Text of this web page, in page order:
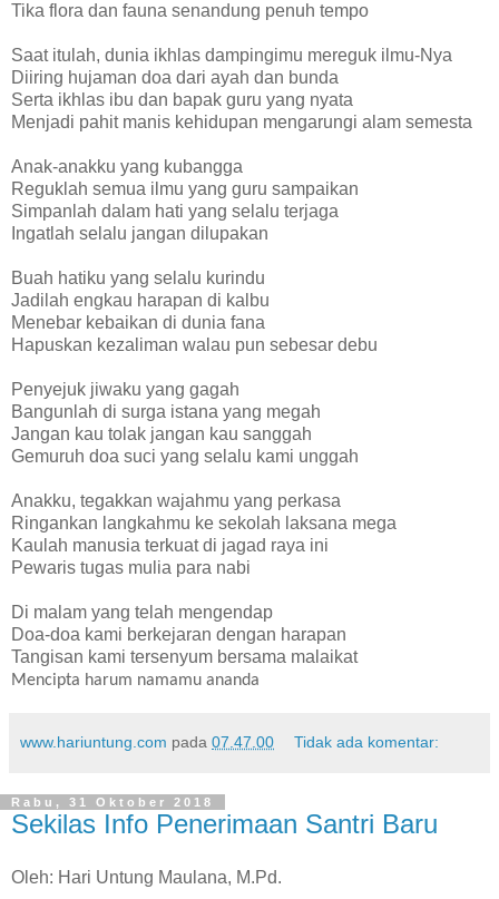
Tika flora dan fauna senandung penuh tempo
Saat itulah, dunia ikhlas dampingimu mereguk ilmu-Nya
Diiring hujaman doa dari ayah dan bunda
Serta ikhlas ibu dan bapak guru yang nyata
Menjadi pahit manis kehidupan mengarungi alam semesta
Anak-anakku yang kubangga
Reguklah semua ilmu yang guru sampaikan
Simpanlah dalam hati yang selalu terjaga
Ingatlah selalu jangan dilupakan
Buah hatiku yang selalu kurindu
Jadilah engkau harapan di kalbu
Menebar kebaikan di dunia fana
Hapuskan kezaliman walau pun sebesar debu
Penyejuk jiwaku yang gagah
Bangunlah di surga istana yang megah
Jangan kau tolak jangan kau sanggah
Gemuruh doa suci yang selalu kami unggah
Anakku, tegakkan wajahmu yang perkasa
Ringankan langkahmu ke sekolah laksana mega
Kaulah manusia terkuat di jagad raya ini
Pewaris tugas mulia para nabi
Di malam yang telah mengendap
Doa-doa kami berkejaran dengan harapan
Tangisan kami tersenyum bersama malaikat
Mencipta harum namamu ananda
www.hariuntung.com pada 07.47.00 Tidak ada komentar:
Rabu, 31 Oktober 2018
Sekilas Info Penerimaan Santri Baru
Oleh: Hari Untung Maulana, M.Pd.